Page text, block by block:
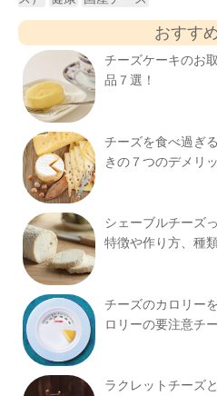
おすす
チーズケーキのお
品７選！
チーズを食べ過ぎ
きの７つのデメリ
シェーブルチーズ
特徴や作り方、種
チーズのカロリー
ロリーの要注意チ
ラクレットチーズ